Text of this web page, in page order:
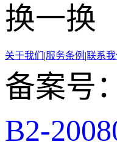
换一换
关于我们 |服务条例 |联系我
备案号：
B2-